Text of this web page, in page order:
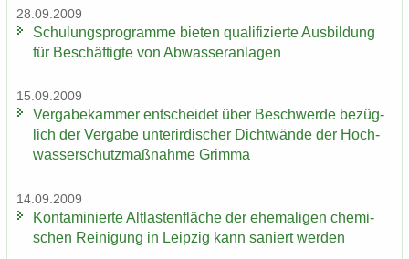
28.09.2009
Schu­lungs­pro­gram­me bie­ten qua­li­fi­zier­te Aus­bil­dung
für Be­schäf­tig­te von Ab­was­ser­an­la­gen
15.09.2009
Ver­ga­be­kam­mer ent­schei­det über Be­schwer­de be­züg­
lich der Ver­ga­be un­ter­ir­di­scher Dicht­wän­de der Hoch­
was­ser­schutz­maß­nah­me Grim­ma
14.09.2009
Kon­ta­mi­nier­te Alt­las­ten­flä­che der ehe­ma­li­gen che­mi­
schen Rei­ni­gung in Leip­zig kann sa­niert wer­den